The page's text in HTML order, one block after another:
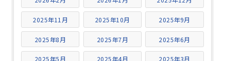
2025年11月 2025年10月 2025年9月
2025年8月 2025年7月 2025年6月
2025年5月 2025年4月 2025年3月